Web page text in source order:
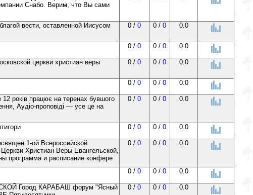
Снабо. Верим, что Вы сами
вести, оставленной Иисусом
0 / 0 0 / 0 0.0
0 / 0 0 / 0 0.0
церкви христиан веры
0 / 0 0 / 0 0.0
0 / 0 0 / 0 0.0
12 років працює на теренах бувшого
Аудіо-проповіді — усе це на
0 / 0 0 / 0 0.0
0 / 0 0 / 0 0.0
1-ой Всероссийской
Христиан Веры Евангельской,
программа и расписание конфере
0 / 0 0 / 0 0.0
0 / 0 0 / 0 0.0
Город КАРАБАШ форум "Ясный
0 / 0 0 / 0 0.0